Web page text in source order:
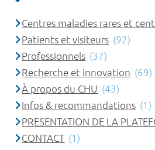
Centres maladies rares et
Patients et visiteurs (92)
Professionnels (37)
Recherche et innovation (69)
À propos du CHU (43)
Infos & recommandations (1)
PRESENTATION DE LA
CONTACT (1)